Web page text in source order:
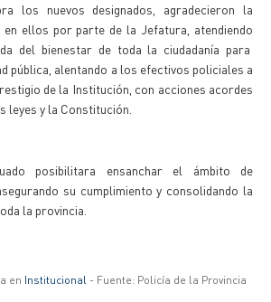
los nuevos designados, agradecieron la
en ellos por parte de la Jefatura, atendiendo
del bienestar de toda la ciudadanía para
pública, alentando a los efectivos policiales a
de la Institución, con acciones acordes
leyes y la Constitución.
posibilitara ensanchar el ámbito de
su cumplimiento y consolidando la
la provincia.
en Institucional - Fuente: Policía de la Provincia